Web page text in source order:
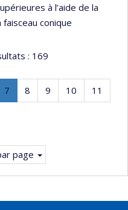
à l’aide de la
conique
: 169
Page
7
Page
Page
8 Page
9 Page
10 Page
11
page